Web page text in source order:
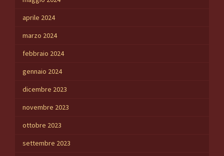
aprile 2024
marzo 2024
febbraio 2024
gennaio 2024
dicembre 2023
novembre 2023
ottobre 2023
settembre 2023